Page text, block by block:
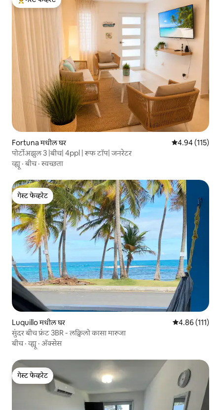
टॉप गेस्ट फेव्हरेट
Fortuna मधील घर 5 पैकी 4.94
4.94 (115)
पोर्टोअझुल 3 |बीच| 4ppl | रूफ टॉप| जनरेटर
व्ह्यू ·बीच·स्वच्छता
गेस्ट फेव्हरेट
गेस्ट फेव्हरेट
Luquillo मधील घर 5 पैकी 4.86
4.86 (111)
सुंदर बीच फ्रंट 3BR - लक्विलो कासा मारुजा
बीच·व्ह्यू · ॲक्सेस
गेस्ट फेव्हरेट
गेस्ट फेव्हरेट